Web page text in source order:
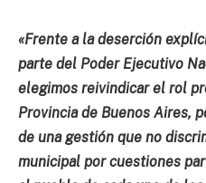
«Frente a la deserción
parte del Poder Ejecutivo
elegimos reivindicar el rol
Provincia de Buenos Aires,
de una gestión que no
municipal por cuestiones